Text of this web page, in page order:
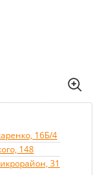
16Б/4
148
31